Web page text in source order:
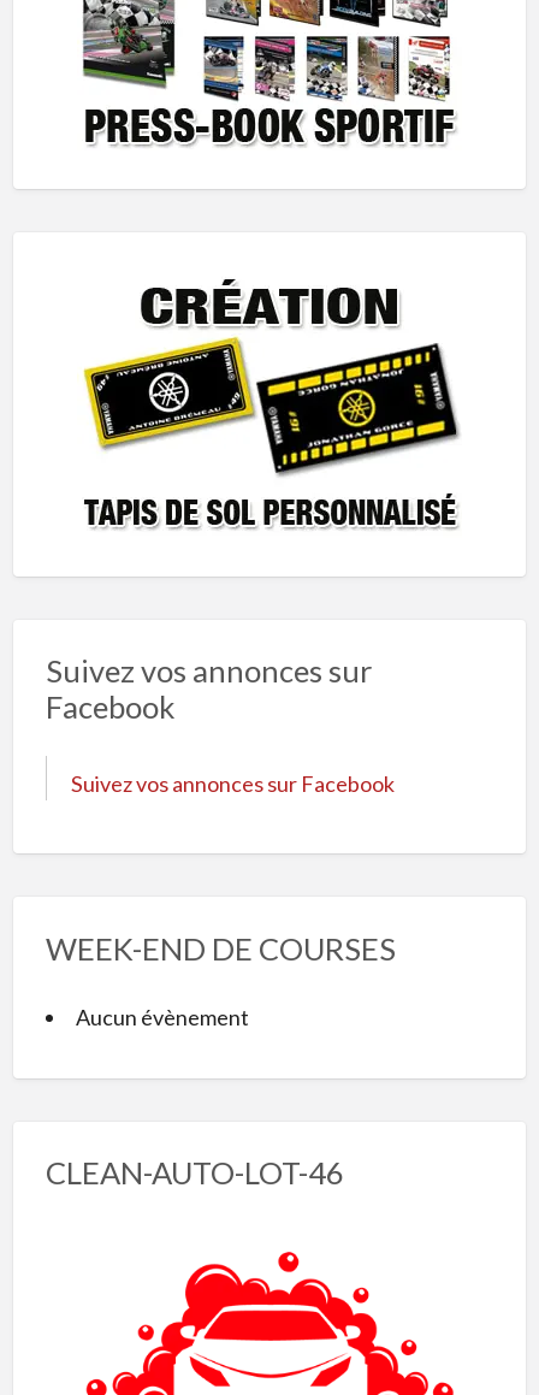
Suivez vos annonces sur
Facebook
Suivez vos annonces sur Facebook
WEEK-END DE COURSES
Aucun évènement
CLEAN-AUTO-LOT-46